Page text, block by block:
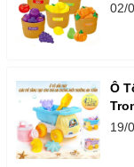
02/
Ô
19/